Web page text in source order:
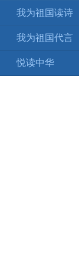
我为祖国读诗
我为祖国代言
悦读中华